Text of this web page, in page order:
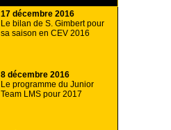
17 décembre 2016
Le bilan de S. Gimbert pour
sa saison en CEV 2016
8 décembre 2016
Le programme du Junior
Team LMS pour 2017